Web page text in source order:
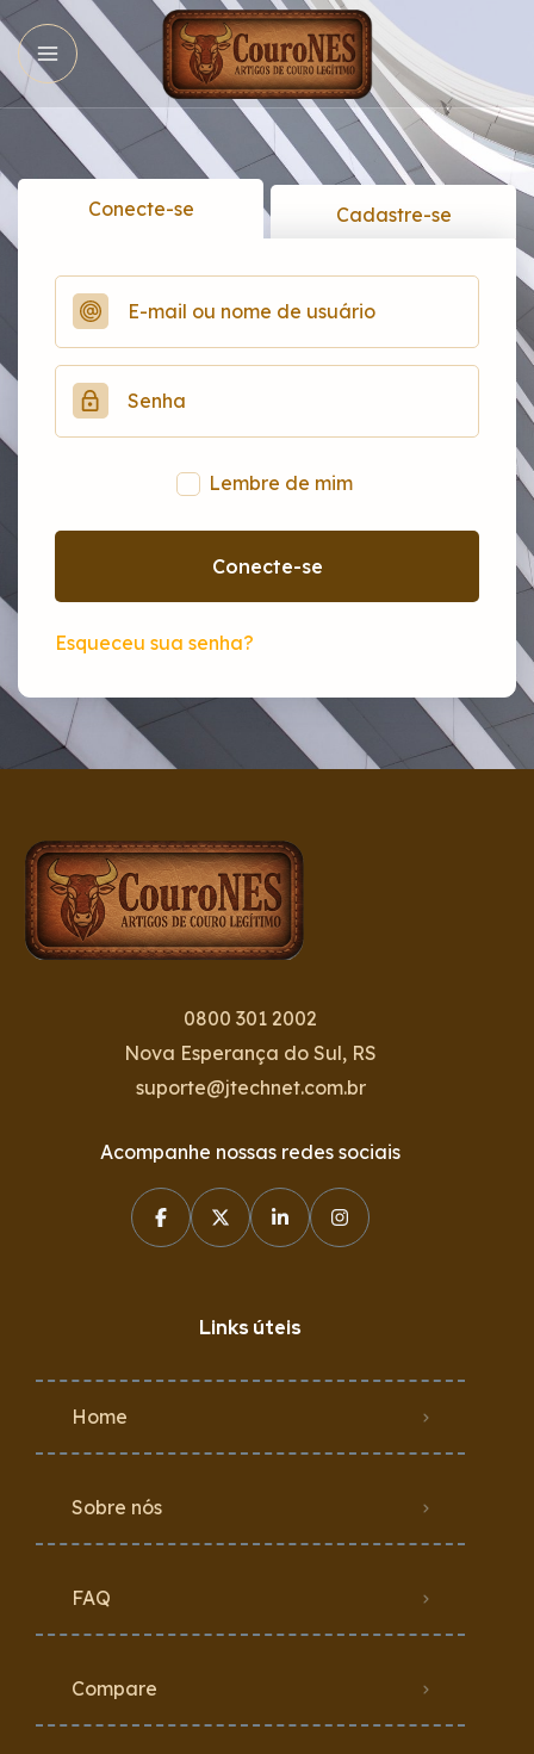
Conecte-se Cadastre-se
Lembre de mim
Conecte-se
Esqueceu sua senha?
0800 301 2002
Nova Esperança do Sul, RS
suporte@jtechnet.com.br
Acompanhe nossas redes sociais
Links úteis
Home
Sobre nós
FAQ
Compare